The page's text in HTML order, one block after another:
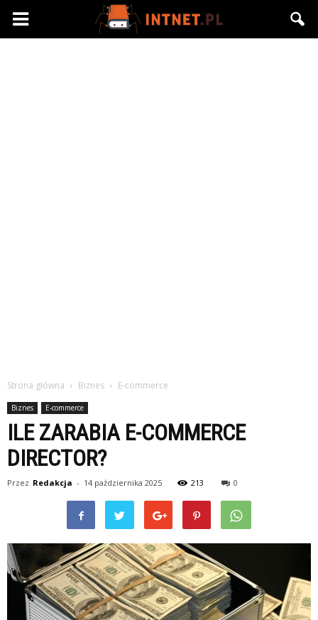
Intnet.pl
Strona główna Biznes E-commerce
Biznes E-commerce
ILE ZARABIA E-COMMERCE
DIRECTOR?
Przez Redakcja - 14 października 2025 213 0